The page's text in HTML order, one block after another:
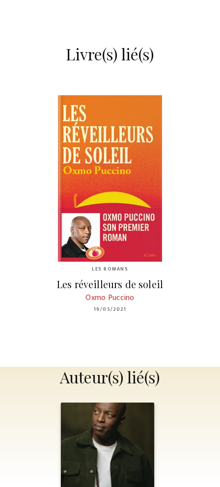
Livre(s) lié(s)
LES ROMANS
Les réveilleurs de soleil
Oxmo Puccino
19/05/2021
Auteur(s) lié(s)